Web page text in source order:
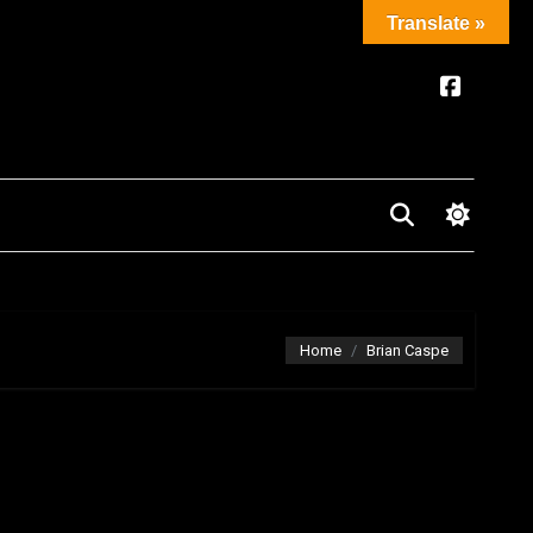
Home Brian Caspe
Translate »